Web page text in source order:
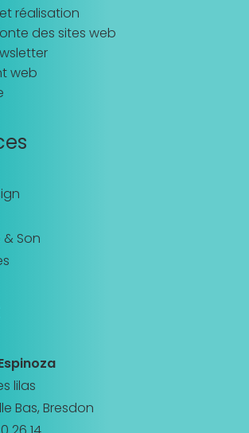
réalisation
des sites web
web
Son
lilas
Bas, Bresdon